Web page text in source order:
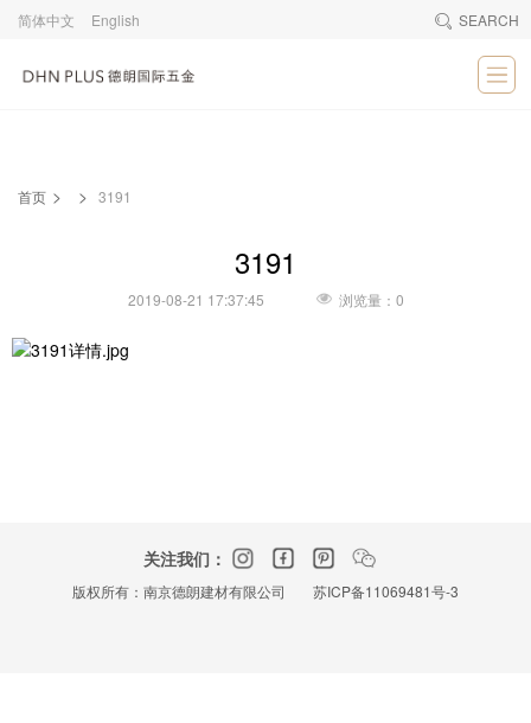
简体中文 English SEARCH
首页 > > 3191
3191
2019-08-21 17:37:45 浏览量：0
关注我们：
版权所有：南京德朗建材有限公司 苏ICP备11069481号-3